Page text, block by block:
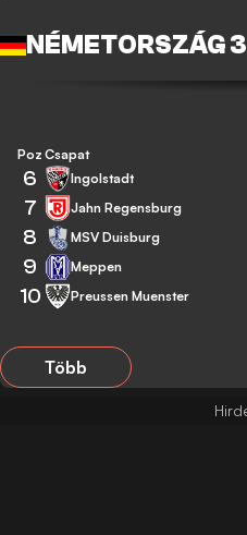
NÉMETORSZÁG 3
Poz Csapat
6 Ingolstadt
7 Jahn Regensburg
8 MSV Duisburg
9 Meppen
10 Preussen Muenster
Több